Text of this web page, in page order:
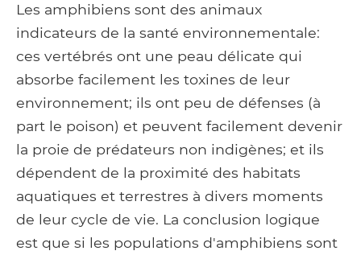
Les amphibiens sont des animaux
indicateurs de la santé environnementale:
ces vertébrés ont une peau délicate qui
absorbe facilement les toxines de leur
environnement; ils ont peu de défenses (à
part le poison) et peuvent facilement devenir
la proie de prédateurs non indigènes; et ils
dépendent de la proximité des habitats
aquatiques et terrestres à divers moments
de leur cycle de vie. La conclusion logique
est que si les populations d'amphibiens sont